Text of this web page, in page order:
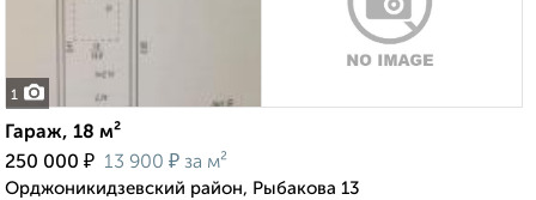
1
Гараж, 18 м²
250 000 ₽ 13 900 ₽ за м²
Орджоникидзевский район, Рыбакова 13